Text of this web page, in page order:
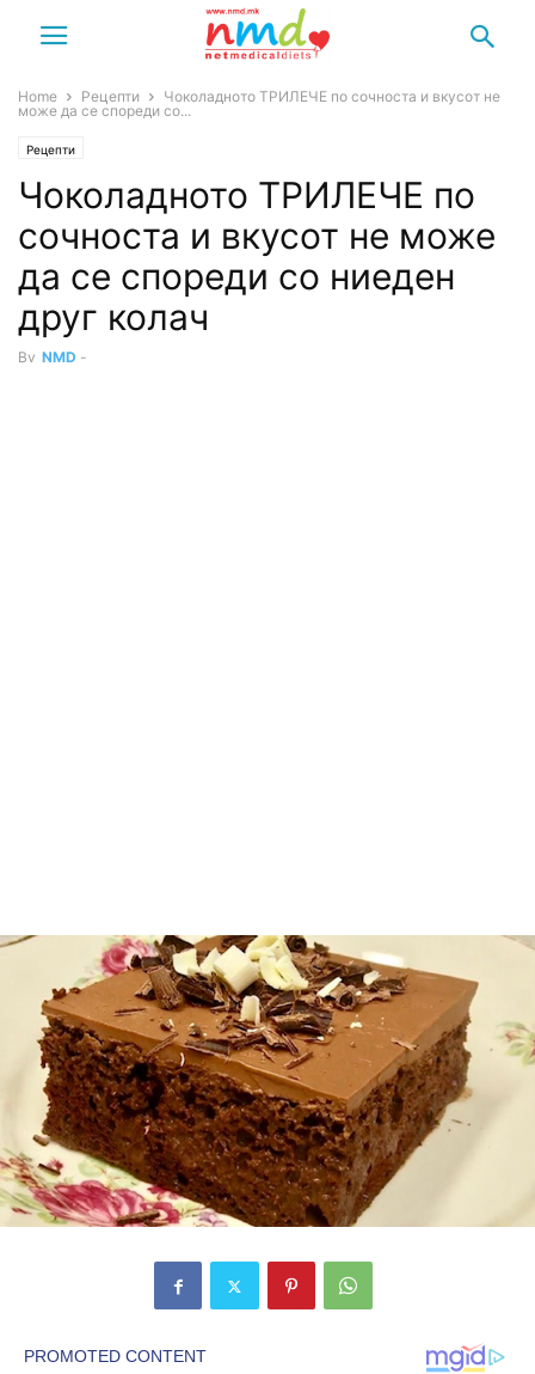
Home Рецепти
Чоколадното ТРИЛЕЧЕ по сочноста и вкусот не
може да се спореди со...
Рецепти
Чоколадното ТРИЛЕЧЕ по
сочноста и вкусот не може
да се спореди со ниеден
друг колач
By NMD -